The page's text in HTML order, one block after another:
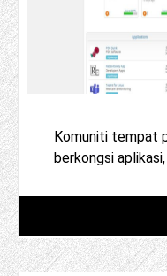
Komuniti tempat
berkongsi